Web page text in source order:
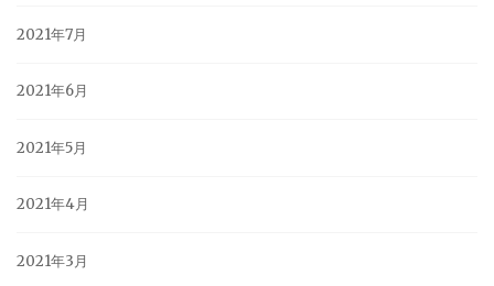
2021年7月
2021年6月
2021年5月
2021年4月
2021年3月